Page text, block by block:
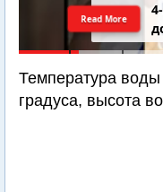
Read More
Температура
градуса, высота